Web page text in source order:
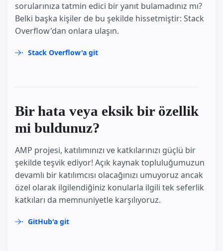
sorularınıza tatmin edici bir yanıt bulamadınız mı?
Belki başka kişiler de bu şekilde hissetmiştir: Stack
Overflow'dan onlara ulaşın.
Stack Overflow'a git
Bir hata veya eksik bir özellik
mi buldunuz?
AMP projesi, katılımınızı ve katkılarınızı güçlü bir
şekilde teşvik ediyor! Açık kaynak topluluğumuzun
devamlı bir katılımcısı olacağınızı umuyoruz ancak
özel olarak ilgilendiğiniz konularla ilgili tek seferlik
katkıları da memnuniyetle karşılıyoruz.
GitHub'a git